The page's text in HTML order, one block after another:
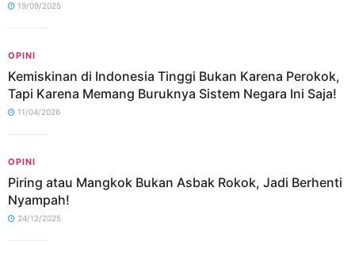
19/09/2025
OPINI
Kemiskinan di Indonesia Tinggi Bukan Karena Perokok,
Tapi Karena Memang Buruknya Sistem Negara Ini Saja!
11/04/2026
OPINI
Piring atau Mangkok Bukan Asbak Rokok, Jadi Berhenti
Nyampah!
24/12/2025